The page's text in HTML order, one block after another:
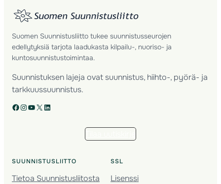
Suomen Suunnistusliitto tukee suunnistusseurojen
edellytyksiä tarjota laadukasta kilpailu-, nuoriso- ja
kuntosuunnistustoimintaa.
Suunnistuksen lajeja ovat suunnistus, hiihto-, pyörä- ja
tarkkuussuunnistus.
Facebook Instagram YouTube X LinkedIn
SUUNNISTUSLIITTO
Tietoa Suunnistusliitosta
SSL
Lisenssi